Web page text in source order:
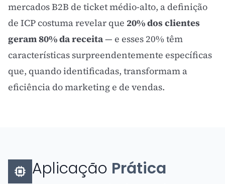
mercados B2B de ticket médio-alto, a definição
de ICP costuma revelar que 20% dos clientes
geram 80% da receita— e esses 20% têm
características surpreendentemente específicas
que, quando identificadas, transformam a
eficiência do marketing e de vendas.
Aplicação Prática